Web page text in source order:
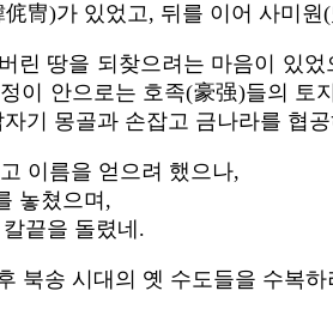
冑)가 있었고, 뒤를 이어 사미
린 땅을 되찾으려는 마음이 있
이 안으로는 호족(豪强)들의
기 몽골과 손잡고 금나라를 협
이름을 얻으려 했으나,
놓쳤으며,
끝을 돌렸네.
북송 시대의 옛 수도들을 수복